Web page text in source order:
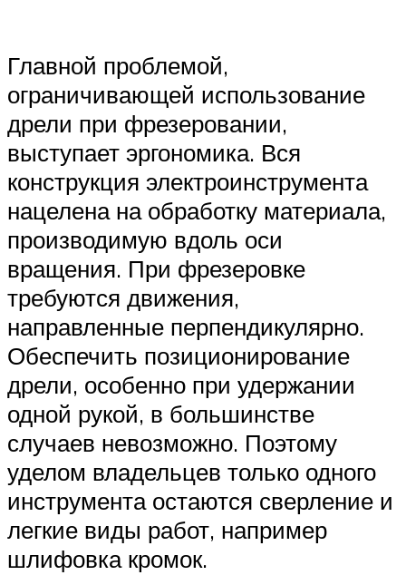
Главной проблемой,
ограничивающей использование
дрели при фрезеровании,
выступает эргономика. Вся
конструкция электроинструмента
нацелена на обработку материала,
производимую вдоль оси
вращения. При фрезеровке
требуются движения,
направленные перпендикулярно.
Обеспечить позиционирование
дрели, особенно при удержании
одной рукой, в большинстве
случаев невозможно. Поэтому
уделом владельцев только одного
инструмента остаются сверление и
легкие виды работ, например
шлифовка кромок.